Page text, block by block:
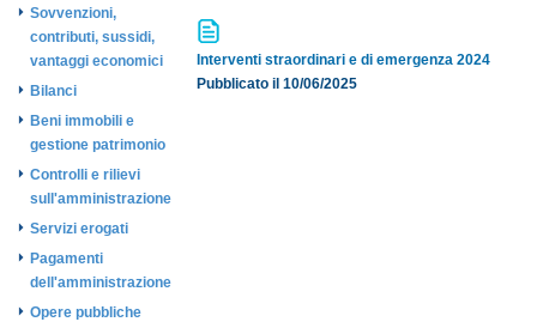
Sovvenzioni,
contributi, sussidi,
vantaggi economici
Bilanci
Beni immobili e
gestione patrimonio
Controlli e rilievi
sull'amministrazione
Servizi erogati
Pagamenti
dell'amministrazione
Opere pubbliche
Interventi straordinari e di emergenza 2024
Pubblicato il 10/06/2025